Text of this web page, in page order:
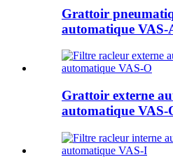
Grattoir
automatique VAS-
Grattoir externe
automatique VAS-